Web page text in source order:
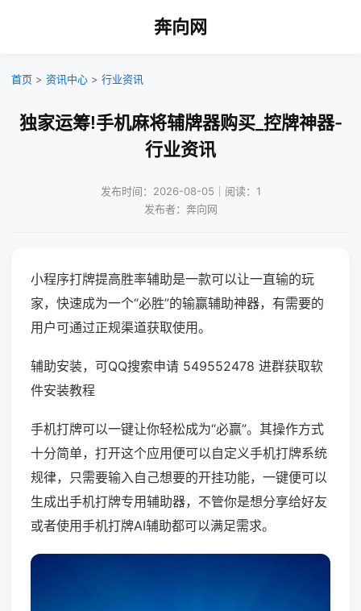
奔向网
首页 > 资讯中心 > 行业资讯
独家运筹!手机麻将辅牌器购买_控牌神器-
行业资讯
发布时间：2026-08-05｜阅读：1
发布者：奔向网
小程序打牌提高胜率辅助是一款可以让一直输的玩
家，快速成为一个“必胜”的输赢辅助神器，有需要的
用户可通过正规渠道获取使用。
辅助安装，可QQ搜索申请 549552478 进群获取软
件安装教程
手机打牌可以一键让你轻松成为“必赢”。其操作方式
十分简单，打开这个应用便可以自定义手机打牌系统
规律，只需要输入自己想要的开挂功能，一键便可以
生成出手机打牌专用辅助器，不管你是想分享给好友
或者使用手机打牌AI辅助都可以满足需求。